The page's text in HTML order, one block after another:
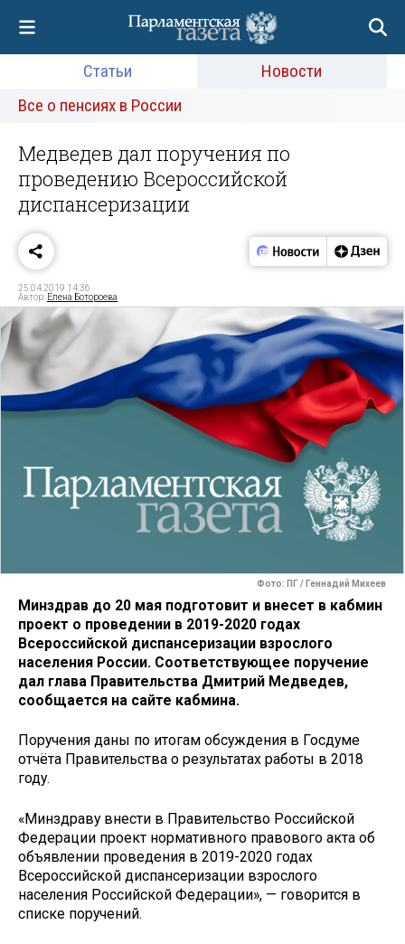
Статьи
Новости
Все о пенсиях в России
Медведев дал поручения по
проведению Всероссийской
диспансеризации
25.04.2019 14:36
Автор: Елена Ботороева
Фото: ПГ / Геннадий Михеев
Минздрав до 20 мая подготовит и внесет в кабмин
проект о проведении в 2019-2020 годах
Всероссийской диспансеризации взрослого
населения России. Соответствующее поручение
дал глава Правительства Дмитрий Медведев,
сообщается на сайте кабмина.
Поручения даны по итогам обсуждения в Госдуме
отчёта Правительства о результатах работы в 2018
году.
«Минздраву внести в Правительство Российской
Федерации проект нормативного правового акта об
объявлении проведения в 2019-2020 годах
Всероссийской диспансеризации взрослого
населения Российской Федерации», — говорится в
списке поручений.